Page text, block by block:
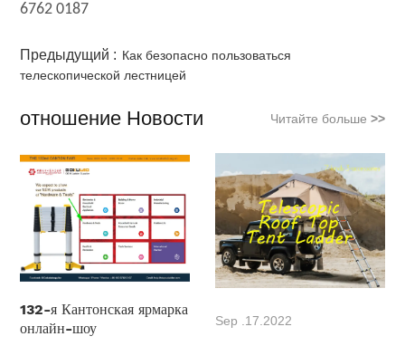
6762 0187
Предыдущий : Как безопасно пользоваться
телескопической лестницей
отношение Новости Читайте больше >>
132-я Кантонская ярмарка
онлайн-шоу
Sep .17.2022